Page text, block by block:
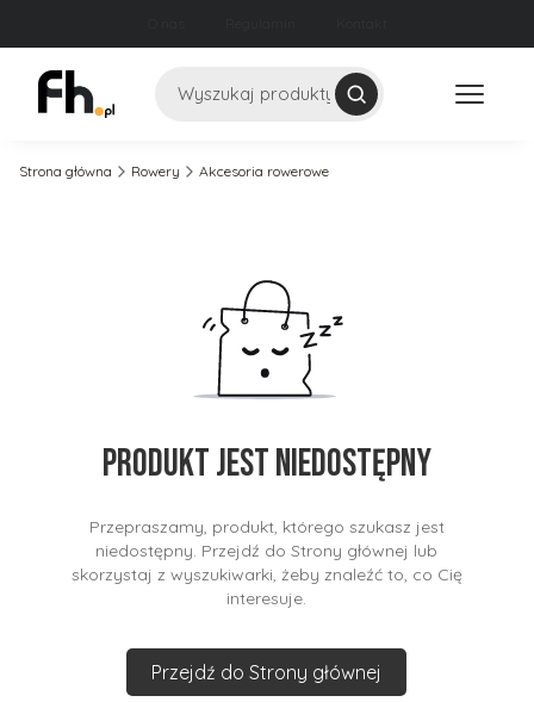
Szukaj
Strona główna Rowery Akcesoria rowerowe
Produkt jest niedostępny
Przepraszamy, produkt, którego szukasz jest
niedostępny. Przejdź do Strony głównej lub
skorzystaj z wyszukiwarki, żeby znaleźć to, co Cię
interesuje.
Przejdź do Strony głównej